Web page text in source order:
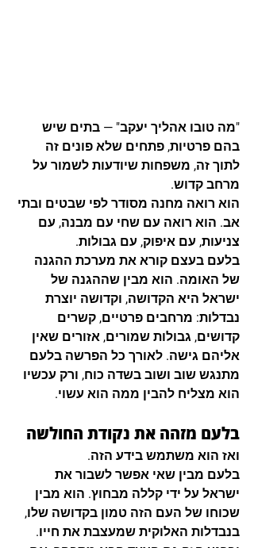
"מה טובו אהליך יעקב" — בתים שיש
בהם פרטיות, פתחים שלא פונים זה
לתוך זה, משפחות שיודעות לשמור על
מרחב קדוש.
הוא רואה מחנה מסודר לפי שבטים ובתי
אב. הוא רואה עם שחי עם מבנה, עם
צניעות, עם איפוק, עם גבולות.
בלעם בעצם קורא את מערכת ההגנה
של האומה. הוא מבין שההגנה של
ישראל היא הקדושה, וקדושה יוצרת
נבדלות: מרחבים פרטיים, קשרים
קדושים, גבולות שמורים, אזורים שאין
אליהם גישה. לאורך כל הפרשה בלעם
מתנגש שוב ושוב בשדה כוח, ורק עכשיו
הוא מצליח להבין ממה הוא עשוי.
בלעם מזהה את נקודת החולשה
ואז הוא משתמש בידע הזה.
בלעם מבין שאי אפשר לשבור את
ישראל על ידי קללה מבחוץ. הוא מבין
שכוחו של העם הזה טמון בקדושה שלו,
בנבדלות האלוקית שמעצבת את חייו.